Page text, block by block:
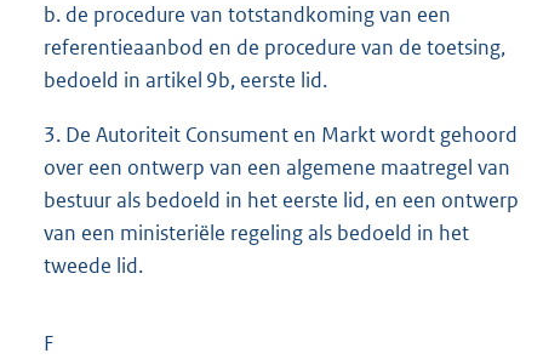
b. de procedure van totstandkoming van een
referentieaanbod en de procedure van de toetsing,
bedoeld in artikel 9b, eerste lid.
3. De Autoriteit Consument en Markt wordt gehoord
over een ontwerp van een algemene maatregel van
bestuur als bedoeld in het eerste lid, en een ontwerp
van een ministeriële regeling als bedoeld in het
tweede lid.
F